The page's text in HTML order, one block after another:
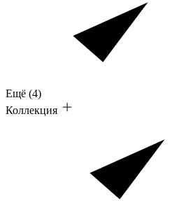
Ещё (4)
Коллекция